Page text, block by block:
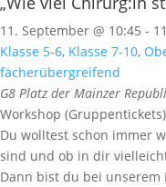
11. September @ 10:45 -
Klasse 5-6, Klasse 7-10,
fächerübergreifend
G8 Platz der Mainzer
Workshop (Gruppentickets)
Du wolltest schon immer
sind und ob in dir
Dann bist du bei unserem